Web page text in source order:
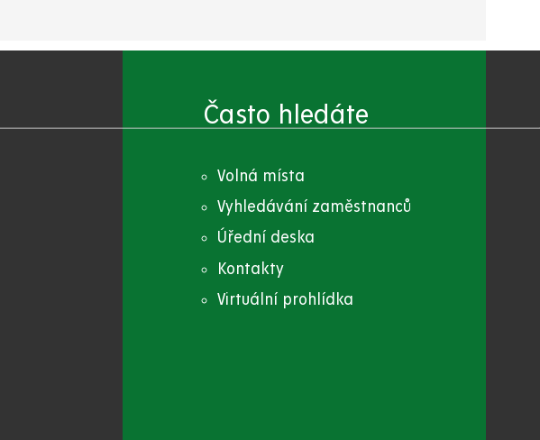
Často hledáte
Volná místa
Vyhledávání zaměstnanců
Úřední deska
Kontakty
Virtuální prohlídka